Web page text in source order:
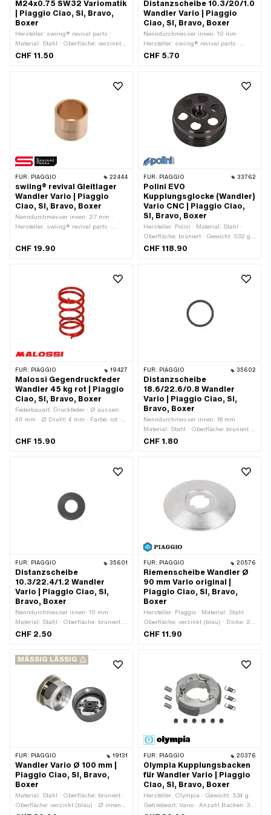
M24x0.75 SW32 Variomatik
| Piaggio Ciao, SI, Bravo,
Boxer
Hersteller: swiing® revival parts ·
Material: Stahl · Oberfläche: verzinkt
(blau) · Mutternart:
Aussensechskant · Nenndurchmesser
Schlüsselweite: 32 mm ·
Festigkeitsklasse: 8
CHF 11.50
Distanzscheibe 10.3/20/1.0
Wandler Vario | Piaggio
Ciao, SI, Bravo, Boxer
Nenndurchmesser innen: 10 mm ·
Hersteller: swiing® revival parts ·
Material: Stahl · Oberfläche: blank /
CHF 5.70
FÜR: PIAGGIO 22444
swiing® revival Gleitlager
Wandler Vario | Piaggio
Ciao, SI, Bravo, Boxer
Nenndurchmesser innen: 27 mm ·
Hersteller: swiing® revival parts ·
Gesamthöhe: 24.9 mm · Ø innen: 27
CHF 19.90
FÜR: PIAGGIO 33762
Polini EVO
Kupplungsglocke (Wandler)
Vario CNC | Piaggio Ciao,
SI, Bravo, Boxer
Hersteller: Polini · Material: Stahl ·
Oberfläche: brüniert · Gewicht: 532 g ·
Getriebeart: Vario · Ø innen: 93 mm ·
CHF 118.90
FÜR: PIAGGIO 19427
Malossi Gegendruckfeder
Wandler 45 kg rot | Piaggio
Ciao, SI, Bravo, Boxer
Federbauart: Druckfeder · Ø aussen:
46 mm · Ø Draht: 4 mm · Farbe: rot ·
mm · Anwendungsbereich: Tuning
CHF 15.90
FÜR: PIAGGIO 35602
Distanzscheibe
18.6/22.6/0.8 Wandler
Vario | Piaggio Ciao, SI,
Bravo, Boxer
Nenndurchmesser innen: 18 mm ·
Material: Stahl · Oberfläche: brüniert ·
Ø innen: 18.6 mm · Ø aussen: 22.6
CHF 1.80
FÜR: PIAGGIO 35601
Distanzscheibe
10.3/22.4/1.2 Wandler
Vario | Piaggio Ciao, SI,
Bravo, Boxer
Nenndurchmesser innen: 10 mm ·
Material: Stahl · Oberfläche: brüniert ·
Ø innen: 10.3 mm · Ø aussen: 22.4
CHF 2.50
FÜR: PIAGGIO 20576
Riemenscheibe Wandler Ø
90 mm Vario original |
Piaggio Ciao, SI, Bravo,
Boxer
Hersteller: Piaggio · Material: Stahl ·
Oberfläche: verzinkt (blau) · Dicke: 2.1
mm · Ø aussen: 90 mm · Piaggio
CHF 11.90
MÄSSIG LÄSSIG
FÜR: PIAGGIO 19131
Wandler Vario Ø 100 mm |
Piaggio Ciao, SI, Bravo,
Boxer
Material: Stahl · Oberfläche: brüniert ·
Oberfläche: verzinkt (blau) · Ø innen:
FÜR: PIAGGIO 20376
Olympia Kupplungsbacken
für Wandler Vario | Piaggio
Ciao, SI, Bravo, Boxer
Hersteller: Olympia · Gewicht: 534 g ·
Getriebeart: Vario · Anzahl Backen: 3